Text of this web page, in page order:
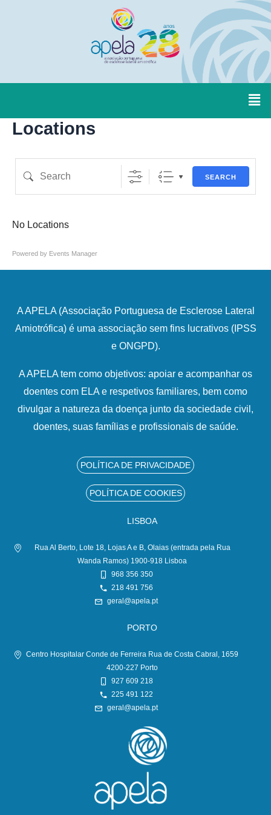
Locations
SEARCH
No Locations
Powered by Events Manager
A APELA (Associação Portuguesa de Esclerose Lateral
Amiotrófica) é uma associação sem fins lucrativos (IPSS
e ONGPD).
A APELA tem como objetivos: apoiar e acompanhar os
doentes com ELA e respetivos familiares, bem como
divulgar a natureza da doença junto da sociedade civil,
doentes, suas famílias e profissionais de saúde.
POLÍTICA DE PRIVACIDADE
POLÍTICA DE COOKIES
LISBOA
Rua Al Berto, Lote 18, Lojas A e B, Olaias (entrada pela Rua
Wanda Ramos) 1900-918 Lisboa
968 356 350
218 491 756
geral@apela.pt
PORTO
Centro Hospitalar Conde de Ferreira Rua de Costa Cabral, 1659
4200-227 Porto
927 609 218
225 491 122
geral@apela.pt